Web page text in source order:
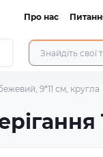
Про нас
9*11 см, кругла